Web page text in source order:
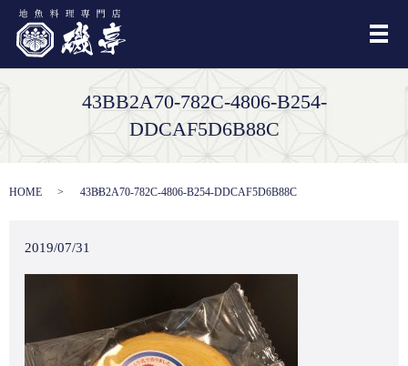
メ
43BB2A70-782C-4806-B254-
DDCAF5D6B88C
HOME 43BB2A70-782C-4806-B254-DDCAF5D6B88C
2019/07/31